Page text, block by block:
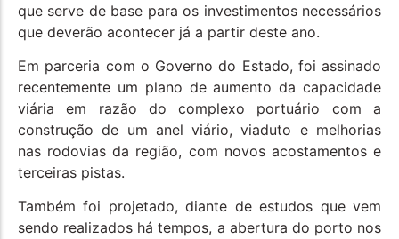
que serve de base para os investimentos necessários
que deverão acontecer já a partir deste ano.
Em parceria com o Governo do Estado, foi assinado
recentemente um plano de aumento da capacidade
viária em razão do complexo portuário com a
construção de um anel viário, viaduto e melhorias
nas rodovias da região, com novos acostamentos e
terceiras pistas.
Também foi projetado, diante de estudos que vem
sendo realizados há tempos, a abertura do porto nos